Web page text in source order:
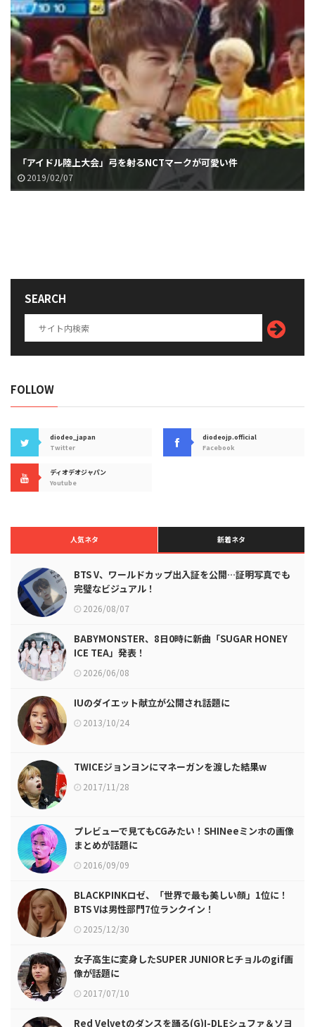
「アイドル陸上大会」弓を射るNCTマークが可愛い件
2019/02/07
SEARCH
FOLLOW
diodeo_japan
Twitter
diodeojp.official
Facebook
ディオデオジャパン
Youtube
人気ネタ 新着ネタ
BTS V、ワールドカップ出入証を公開…証明写真でも
完璧なビジュアル！
2026/08/07
BABYMONSTER、8日0時に新曲「SUGAR HONEY
ICE TEA」発表！
2026/06/08
IUのダイエット献立が公開され話題に
2013/10/24
TWICEジョンヨンにマネーガンを渡した結果w
2017/11/28
プレビューで見てもCGみたい！SHINeeミンホの画像
まとめが話題に
2016/09/09
BLACKPINKロゼ、「世界で最も美しい顔」1位に！
BTS Vは男性部門7位ランクイン！
2025/12/30
女子高生に変身したSUPER JUNIORヒチョルのgif画
像が話題に
2017/07/10
Red Velvetのダンスを踊る(G)I-DLEシュファ＆ソヨ